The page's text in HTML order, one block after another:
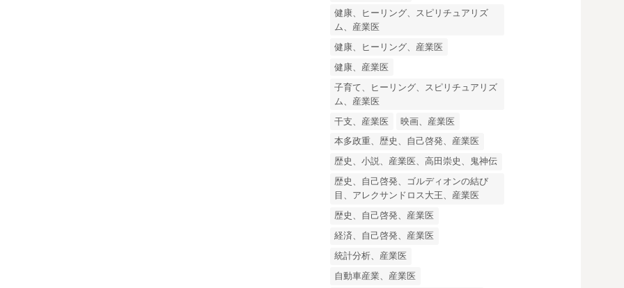
健康、ヒーリング、スピリチュアリズ
ム、産業医
健康、ヒーリング、産業医
健康、産業医
子育て、ヒーリング、スピリチュアリズ
ム、産業医
干支、産業医
映画、産業医
本多政重、歴史、自己啓発、産業医
歴史、小説、産業医、高田崇史、鬼神伝
歴史、自己啓発、ゴルディオンの結び
目、アレクサンドロス大王、産業医
歴史、自己啓発、産業医
経済、自己啓発、産業医
統計分析、産業医
自動車産業、産業医